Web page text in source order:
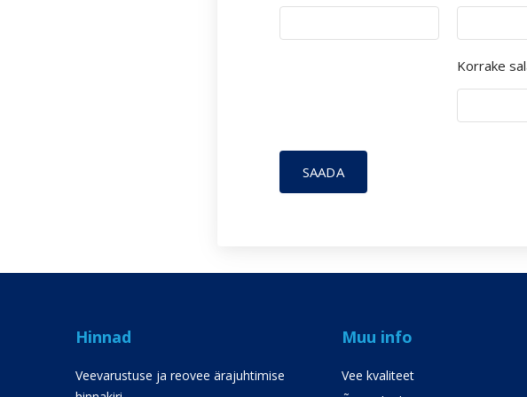
Korrake
SAADA
Hinnad
Veevarustuse ja reovee ärajuhtimise
Muu info
Vee kvaliteet